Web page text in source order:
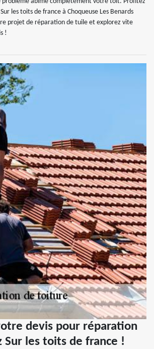
les toits de france à Choqueuse Les Benards
projet de réparation de tuile et explorez vite
!
devis pour réparation
Sur les toits de france !